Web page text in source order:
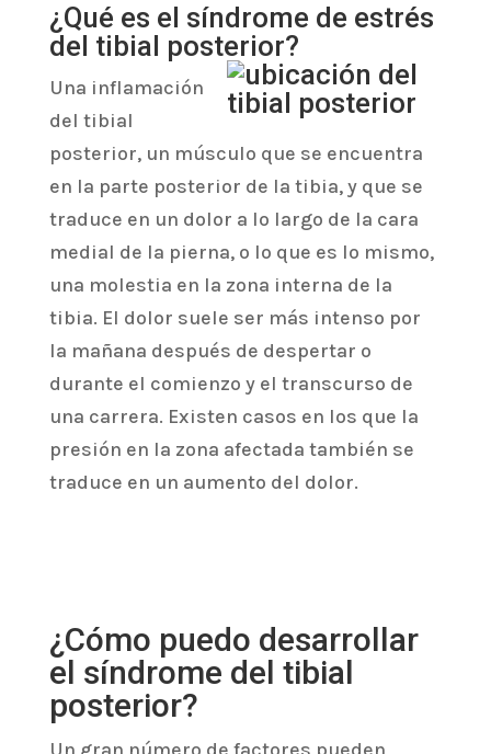
¿Qué es el síndrome de estrés
del tibial posterior?
Una inflamación
del tibial
posterior, un músculo que se encuentra
en la parte posterior de la tibia, y que se
traduce en un dolor a lo largo de la cara
medial de la pierna, o lo que es lo mismo,
una molestia en la zona interna de la
tibia. El dolor suele ser más intenso por
la mañana después de despertar o
durante el comienzo y el transcurso de
una carrera. Existen casos en los que la
presión en la zona afectada también se
traduce en un aumento del dolor.
¿Cómo puedo desarrollar
el síndrome del tibial
posterior?